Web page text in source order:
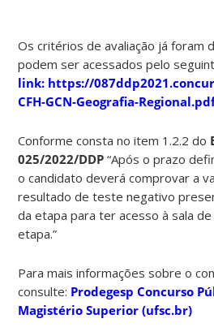
Os critérios de avaliação já foram
podem ser acessados pelo
link: https://
CFH-GCN-Geografia-
Conforme consta no item 1.2.2 do
025/2022/DDP “Após o prazo
o candidato deverá comprovar a
resultado de teste negativo
da etapa para ter acesso à sala de
etapa.”
Para mais informações sobre o
consulte: Prodegesp Concurso
Magistério Superior (ufsc.br)